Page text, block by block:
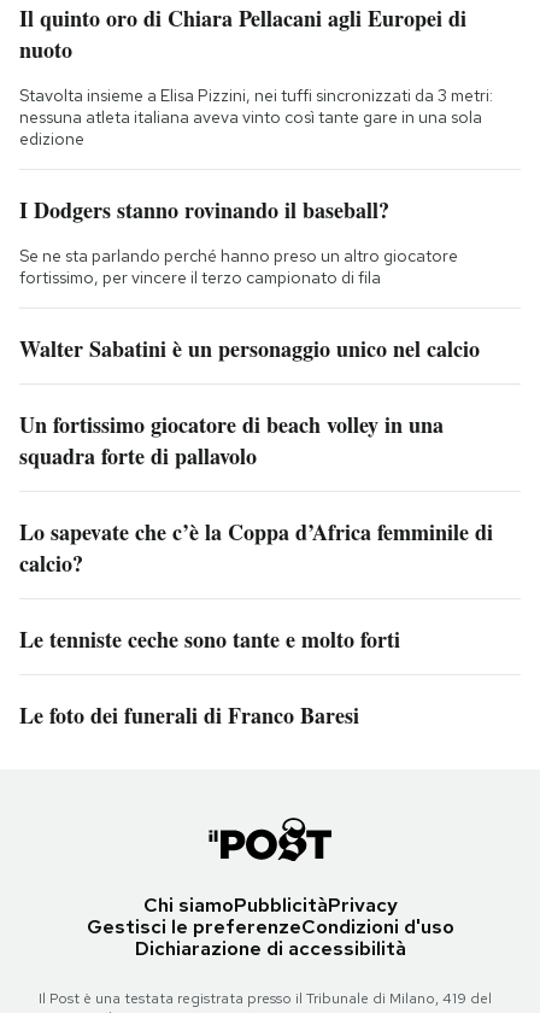
Il quinto oro di Chiara Pellacani agli Europei di
nuoto
Stavolta insieme a Elisa Pizzini, nei tuffi sincronizzati da 3 metri:
nessuna atleta italiana aveva vinto così tante gare in una sola
edizione
I Dodgers stanno rovinando il baseball?
Se ne sta parlando perché hanno preso un altro giocatore
fortissimo, per vincere il terzo campionato di fila
Walter Sabatini è un personaggio unico nel calcio
Un fortissimo giocatore di beach volley in una
squadra forte di pallavolo
Lo sapevate che c’è la Coppa d’Africa femminile di
calcio?
Le tenniste ceche sono tante e molto forti
Le foto dei funerali di Franco Baresi
Chi siamoPubblicitàPrivacy
Gestisci le preferenzeCondizioni d'uso
Dichiarazione di accessibilità
Il Post è una testata registrata presso il Tribunale di Milano, 419 del